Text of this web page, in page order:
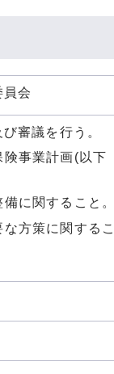
会
審議を行う。
事業計画(以下
に関すること。
方策に関するこ